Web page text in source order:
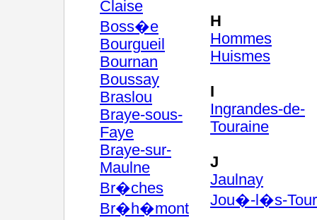
Claise
Boss�e
Bourgueil
Bournan
Boussay
Braslou
Braye-sous-
Faye
Braye-sur-
Maulne
Br�ches
Br�h�mont
H
Hommes
Huismes
I
Ingrandes-de-
Touraine
J
Jaulnay
Jou�-l�s-